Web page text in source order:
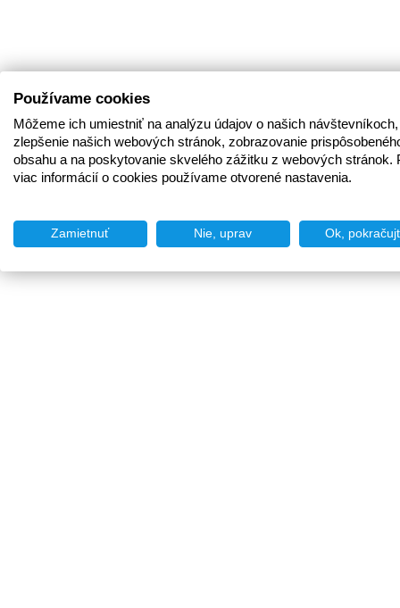
Používame cookies
Môžeme ich umiestniť na analýzu údajov o našich
zlepšenie našich webových stránok, zobrazovanie
obsahu a na poskytovanie skvelého zážitku z webových stránok.
viac informácií o cookies používame otvorené nastavenia.
Zamietnuť Nie, uprav Ok,